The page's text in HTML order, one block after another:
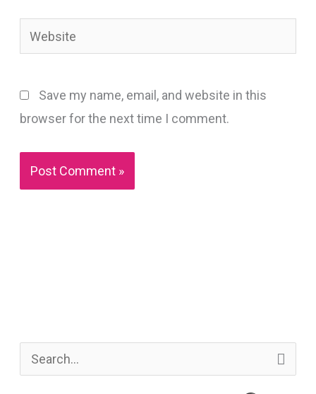
Website
Save my name, email, and website in this
browser for the next time I comment.
e